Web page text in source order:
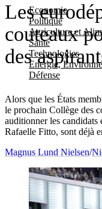
Economie
Politique
Agriculture et
Santé
Technologies
Energie,
Défense
Les
couteaux
des
Alors que les États
le prochain Collège des
auditionner les candidats
Rafaelle Fitto, sont déjà
Magnus Lund Nielsen/